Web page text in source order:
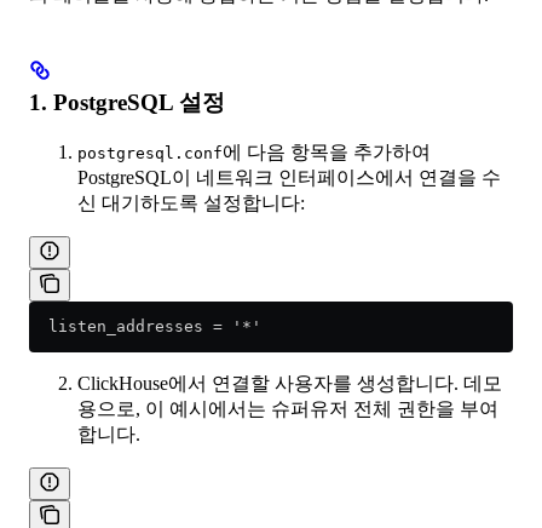
1. PostgreSQL 설정
postgresql.conf에 다음 항목을 추가하여
PostgreSQL이 네트워크 인터페이스에서 연결을 수
신 대기하도록 설정합니다:
  listen_addresses = '*'
ClickHouse에서 연결할 사용자를 생성합니다. 데모
용으로, 이 예시에서는 슈퍼유저 전체 권한을 부여
합니다.